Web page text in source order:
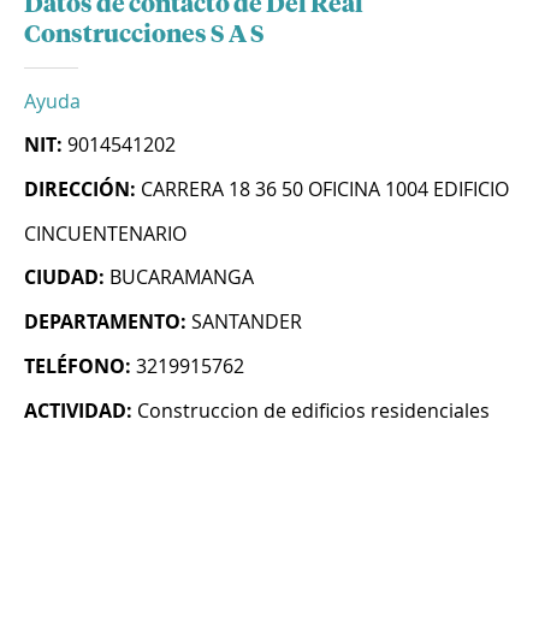
Datos de contacto de Del Real
Construcciones S A S
Ayuda
NIT: 9014541202
DIRECCIÓN: CARRERA 18 36 50 OFICINA 1004 EDIFICIO
CINCUENTENARIO
CIUDAD: BUCARAMANGA
DEPARTAMENTO: SANTANDER
TELÉFONO: 3219915762
ACTIVIDAD: Construccion de edificios residenciales